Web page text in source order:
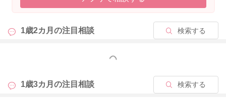
1歳2カ月の注目相談 検索する
もっと見る
1歳3カ月の注目相談 検索する